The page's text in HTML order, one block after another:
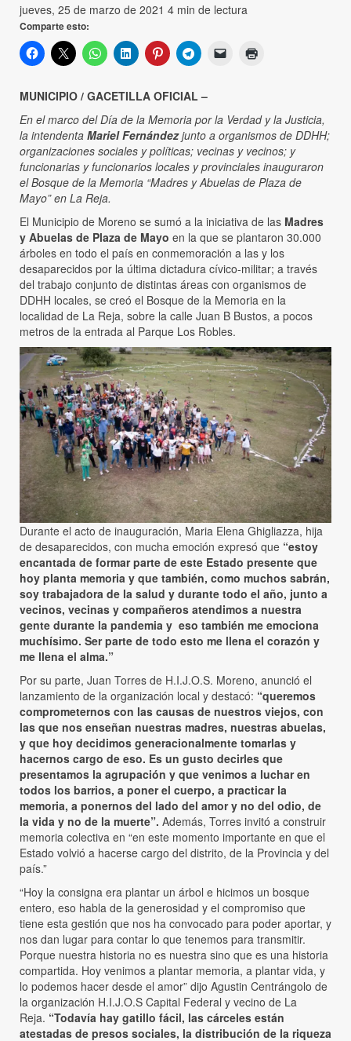
jueves, 25 de marzo de 2021 4 min de lectura
Comparte esto:
MUNICIPIO / GACETILLA OFICIAL –
En el marco del Día de la Memoria por la Verdad y la Justicia,
la intendenta Mariel Fernándezjunto a organismos de DDHH;
organizaciones sociales y políticas; vecinas y vecinos; y
funcionarias y funcionarios locales y provinciales inauguraron
el Bosque de la Memoria “Madres y Abuelas de Plaza de
Mayo” en La Reja.
El Municipio de Moreno se sumó a la iniciativa de las Madres
y Abuelas de Plaza de Mayo en la que se plantaron 30.000
árboles en todo el país en conmemoración a las y los
desaparecidos por la última dictadura cívico-militar; a través
del trabajo conjunto de distintas áreas con organismos de
DDHH locales, se creó el Bosque de la Memoria en la
localidad de La Reja, sobre la calle Juan B Bustos, a pocos
metros de la entrada al Parque Los Robles.
Durante el acto de inauguración, Maria Elena Ghigliazza, hija
de desaparecidos, con mucha emoción expresó que “estoy
encantada de formar parte de este Estado presente que
hoy planta memoria y que también, como muchos sabrán,
soy trabajadora de la salud y durante todo el año, junto a
vecinos, vecinas y compañeros atendimos a nuestra
gente durante la pandemia y eso también me emociona
muchísimo. Ser parte de todo esto me llena el corazón y
me llena el alma.”
Por su parte, Juan Torres de H.I.J.O.S. Moreno, anunció el
lanzamiento de la organización local y destacó: “queremos
comprometernos con las causas de nuestros viejos, con
las que nos enseñan nuestras madres, nuestras abuelas,
y que hoy decidimos generacionalmente tomarlas y
hacernos cargo de eso. Es un gusto decirles que
presentamos la agrupación y que venimos a luchar en
todos los barrios, a poner el cuerpo, a practicar la
memoria, a ponernos del lado del amor y no del odio, de
la vida y no de la muerte”. Además, Torres invitó a construir
memoria colectiva en “en este momento importante en que el
Estado volvió a hacerse cargo del distrito, de la Provincia y del
país.”
“Hoy la consigna era plantar un árbol e hicimos un bosque
entero, eso habla de la generosidad y el compromiso que
tiene esta gestión que nos ha convocado para poder aportar, y
nos dan lugar para contar lo que tenemos para transmitir.
Porque nuestra historia no es nuestra sino que es una historia
compartida. Hoy venimos a plantar memoria, a plantar vida, y
lo podemos hacer desde el amor” dijo Agustin Centrángolo de
la organización H.I.J.O.S Capital Federal y vecino de La
Reja. “Todavía hay gatillo fácil, las cárceles están
atestadas de presos sociales, la distribución de la riqueza